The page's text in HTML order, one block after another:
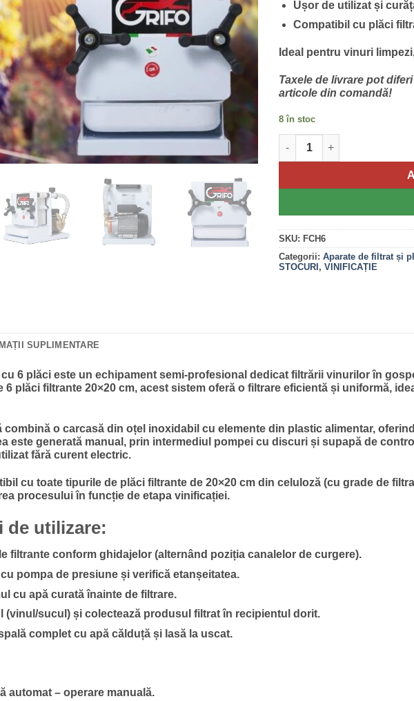
Ușor de utilizat și
Compatibil cu plăci
Ideal pentru vinuri
Taxele de livrare pot
articole din comandă!
8 în stoc
Cantitate Filtru Vin Grifo cu
SKU: FCH6
Categorii: Aparate de filtrat și
STOCURI , VINIFICAȚIE
SUPLIMENTARE
6 plăci este un echipament semi-profesional dedicat filtrării vinurilor în
6 plăci filtrante 20×20 cm, acest sistem oferă o filtrare eficientă și uniformă,
o carcasă din oțel inoxidabil cu elemente din plastic alimentar,
este generată manual, prin intermediul pompei cu discuri și supapă de
fără curent electric.
cu toate tipurile de plăci filtrante de 20×20 cm din celuloză (cu grade de
procesului în funcție de etapa vinificației.
de utilizare:
filtrante conform ghidajelor (alternând poziția canalelor de curgere).
pompa de presiune și verifică etanșeitatea.
cu apă curată înainte de filtrare.
(vinul/sucul) și colectează produsul filtrat în recipientul dorit.
complet cu apă călduță și lasă la uscat.
automat – operare manuală.